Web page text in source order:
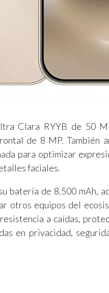
Clara RYYB de 50
de 8 MP. También
para optimizar
faciales.
batería de 8.500 mAh,
otros equipos del
a caídas,
en privacidad,